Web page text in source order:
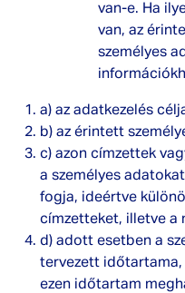
van-e. Ha
van, az
személyes
a) az adatkezelés
b) az érintett
c) azon címzettek
a személyes
fogja, ideértve
címzetteket, illetve a
d) adott esetben a
tervezett időtartama,
ezen időtartam